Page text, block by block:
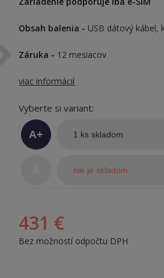
Obsah balenia - USB dátový kábel,
Záruka - 12 mesiacov
viac informácií
Vyberte si variant:
A+ 1 ks skladom
nie je skladom
431 €
Bez možností odpočtu DPH